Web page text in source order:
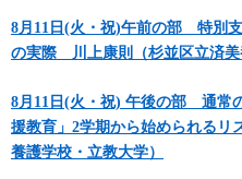
8月11日(火・祝)午前の部 特別
の実際 川上康則（杉並区立済美
8月11日(火・祝) 午後の部 通常
援教育」2学期から始められる
養護学校・立教大学）